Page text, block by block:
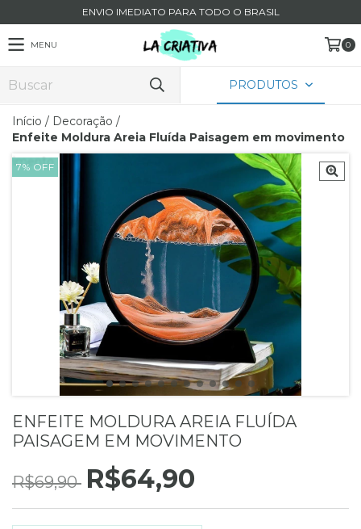
ENVIO IMEDIATO PARA TODO O BRASIL
MENU 0
PRODUTOS
Início / Decoração /
Enfeite Moldura Areia Fluída Paisagem em movimento
7% OFF
ENFEITE MOLDURA AREIA FLUÍDA
PAISAGEM EM MOVIMENTO
R$69,90 R$64,90